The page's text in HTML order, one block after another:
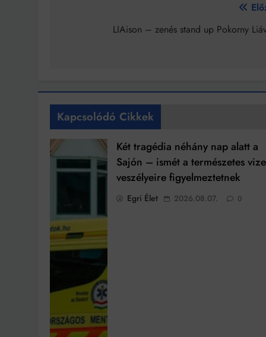
navigációLIAison – zenés stand up Pokorny
Kapcsolódó Cikkek
Két tragédia néhány nap alatt a
Sajón – ismét a természetes
veszélyeire figyelmeztetnek
Egri Élet 2026.08.07. 0